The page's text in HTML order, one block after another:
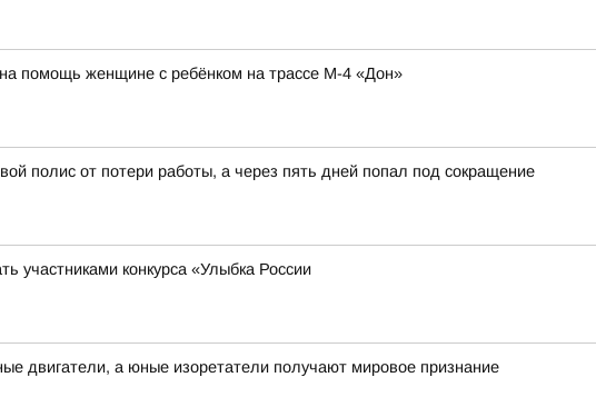
помощь женщине с ребёнком на трассе М-4 «Дон»
полис от потери работы, а через пять дней попал под сокращение
участниками конкурса «Улыбка России
двигатели, а юные изоретатели получают мировое признание